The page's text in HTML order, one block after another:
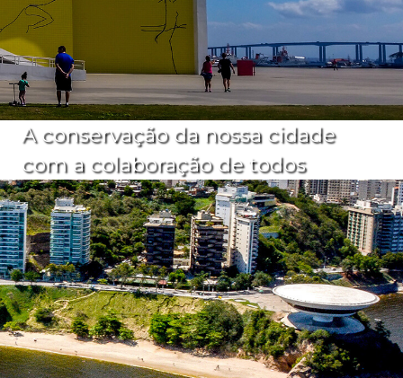
A conservação da nossa cidade
com a colaboração de todos